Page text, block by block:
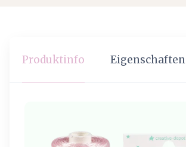
Produktinfo Eigenschaften